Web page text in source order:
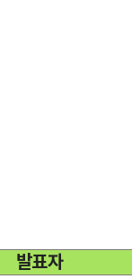
발표자